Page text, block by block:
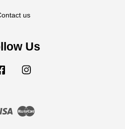
us
Us
Facebook
Visa Master